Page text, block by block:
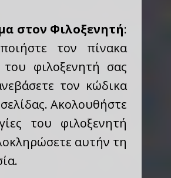
στον Φιλοξενητή:
τον πίνακα
του φιλοξενητή σας
τον κώδικα
Ακολουθήστε
του φιλοξενητή
αυτήν τη